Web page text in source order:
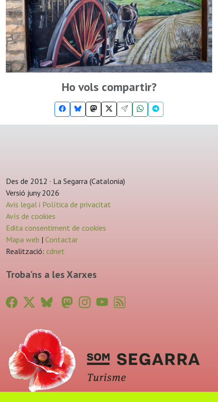
Ho vols compartir?
Des de 2012 · La Segarra (Catalonia)
Versió juny 2026
Avis legal i Política de privacitat
Avís de cookies
Edita consentiment de cookies
Mapa web | Contactar
Realització: cdnet
Troba'ns a les Xarxes